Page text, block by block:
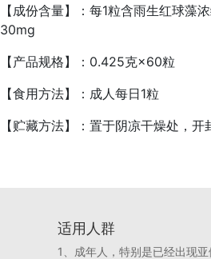
【成份含量】：每1粒含雨生红球藻浓
30mg
【产品规格】：0.425克×60粒
【食用方法】： 成人每日1粒
【贮藏方法】：置于阴凉干燥处，开
适用人群
1、成年人，特别是已经出现